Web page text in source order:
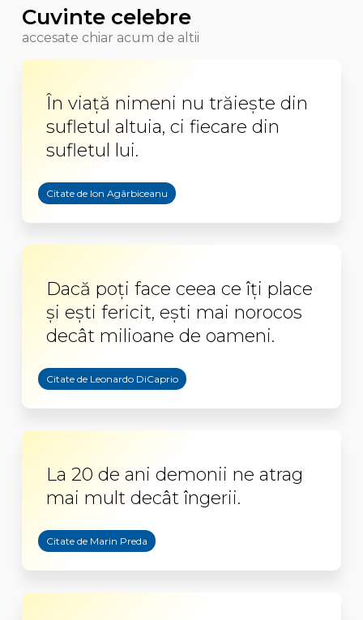
Cuvinte celebre
accesate chiar acum de altii
În viață nimeni nu trăiește din
sufletul altuia, ci fiecare din
sufletul lui.
Citate de Ion Agârbiceanu
Dacă poţi face ceea ce îţi place
şi eşti fericit, eşti mai norocos
decât milioane de oameni.
Citate de Leonardo DiCaprio
La 20 de ani demonii ne atrag
mai mult decât îngerii.
Citate de Marin Preda